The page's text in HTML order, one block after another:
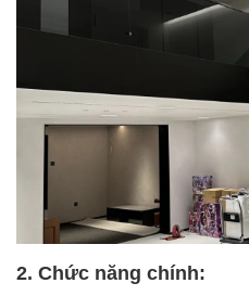
2. Chức năng chính: